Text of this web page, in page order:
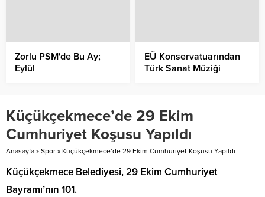
Zorlu PSM'de Bu Ay;
Eylül
EÜ Konservatuarından
Türk Sanat Müziği
Küçükçekmece’de 29 Ekim
Cumhuriyet Koşusu Yapıldı
Anasayfa » Spor » Küçükçekmece’de 29 Ekim Cumhuriyet Koşusu Yapıldı
Küçükçekmece Belediyesi, 29 Ekim Cumhuriyet
Bayramı’nın 101.